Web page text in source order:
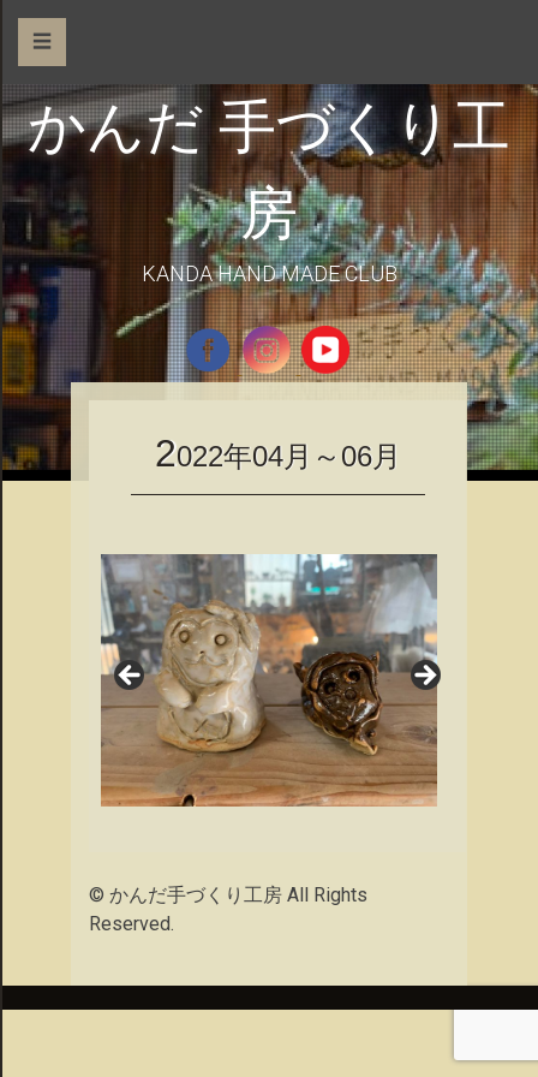
☰
かんだ 手づくり工
房
KANDA HAND MADE CLUB
2022年04月～06月
© かんだ手づくり工房 All Rights
Reserved.